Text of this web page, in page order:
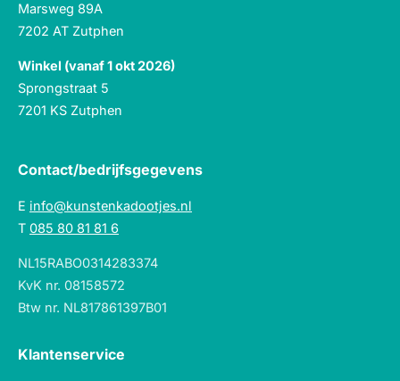
Marsweg 89A
7202 AT Zutphen
Winkel (vanaf 1 okt 2026)
Sprongstraat 5
7201 KS Zutphen
Contact/bedrijfsgegevens
E info@kunstenkadootjes.nl
T 085 80 81 81 6
NL15RABO0314283374
KvK nr. 08158572
Btw nr. NL817861397B01
Klantenservice